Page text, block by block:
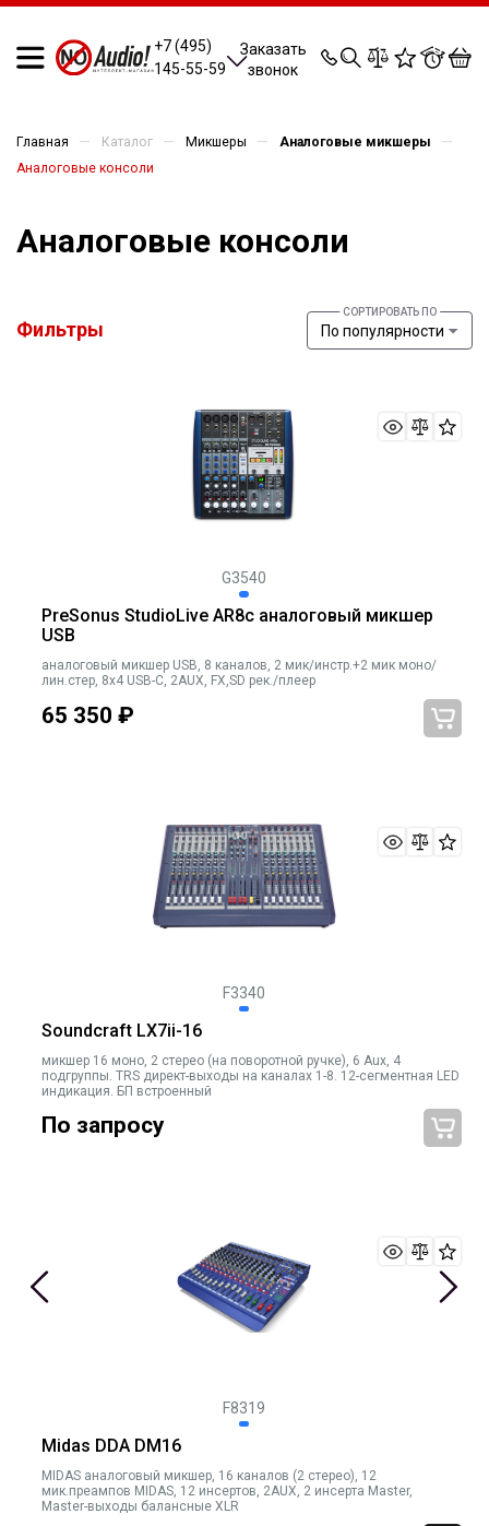
+7 (495)
145-55-59
Заказать
звонок
0 0 0 0
Главная — Каталог — Микшеры — Аналоговые микшеры —
Аналоговые консоли
Аналоговые консоли
Фильтры По популярности
G3540
PreSonus StudioLive AR8c аналоговый микшер
USB
аналоговый микшер USB, 8 каналов, 2 мик/инстр.+2 мик моно/
лин.стер, 8x4 USB-C, 2AUX, FX,SD рек./плеер
65 350 ₽
F3340
Soundcraft LX7ii-16
микшер 16 моно, 2 стерео (на поворотной ручке), 6 Aux, 4
подгруппы. TRS директ-выходы на каналах 1-8. 12-сегментная LED
индикация. БП встроенный
По запросу
F8319
Midas DDA DM16
MIDAS аналоговый микшер, 16 каналов (2 стерео), 12
мик.преампов MIDAS, 12 инсертов, 2AUX, 2 инсерта Master,
Master-выходы балансные XLR